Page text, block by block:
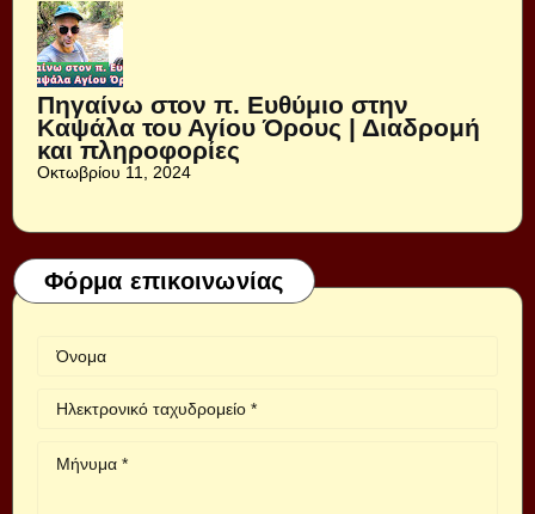
Πηγαίνω στον π. Ευθύμιο στην
Καψάλα του Αγίου Όρους | Διαδρομή
και πληροφορίες
Οκτωβρίου 11, 2024
Φόρμα επικοινωνίας